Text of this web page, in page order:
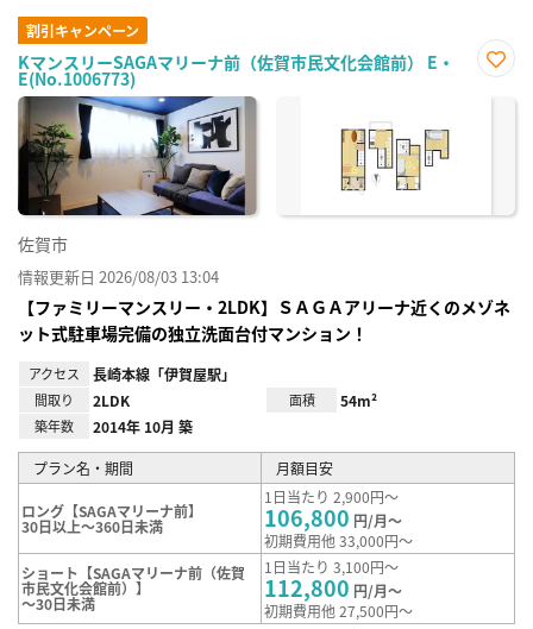
割引キャンペーン
KマンスリーSAGAマリーナ前（佐賀市民文化会館前） E・
E(No.1006773)
に入
佐賀市
情報更新日 2026/08/03 13:04
【ファミリーマンスリー・2LDK】ＳＡＧＡアリーナ近くのメゾネ
ット式駐車場完備の独立洗面台付マンション！
アクセス 長崎本線「伊賀屋駅」
間取り 2LDK 面積 54m²
築年数 2014年 10月 築
プラン名・期間 月額目安
ロング【SAGAマリーナ前】
30日以上～360日未満
1日当たり 2,900円～
106,800 円/月～
初期費用他 33,000円～
ショート【SAGAマリーナ前（佐賀
市民文化会館前）】
～30日未満
1日当たり 3,100円～
112,800 円/月～
初期費用他 27,500円～